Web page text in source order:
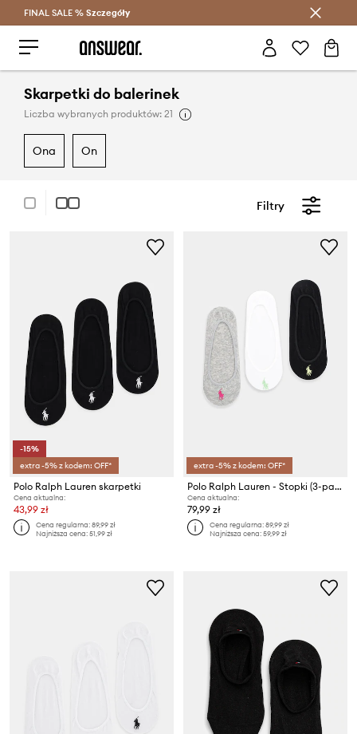
Oszczędzaj z Answear Club >
FINAL SALE % Szczegóły
Skarpetki do balerinek
Liczba wybranych produktów: 21
ona on
Filtry
-15%
extra -5% z kodem: OFF*
Polo Ralph Lauren skarpetki
Cena aktualna:
43,99 zł
Cena regularna:89,99 zł
Najniższa cena:51,99 zł
extra -5% z kodem: OFF*
Polo Ralph Lauren - Stopki (3-pack) 455711304001
Cena aktualna:
79,99 zł
Cena regularna:89,99 zł
Najniższa cena:59,99 zł